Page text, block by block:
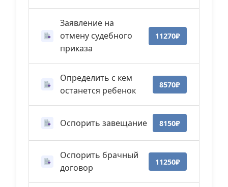
Заявление на
отмену судебного
приказа
11270₽
Определить с кем
останется ребенок
8570₽
Оспорить завещание 8150₽
Оспорить брачный
договор
11250₽